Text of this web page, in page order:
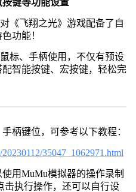
键等功能设置
《飞翔之光》游戏配备了自
功能！
标、手柄使用，不仅有预设
智能按键、宏按键，轻松完
柄键位，可参考以下教程：
35047_1062971.html
用MuMu模拟器的操作录制
击执行操作，还可以自行设